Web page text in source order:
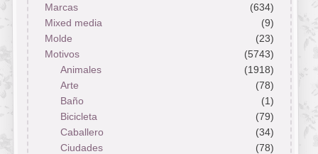
Marcas
(634)
Mixed media
(9)
Molde
(23)
Motivos
(5743)
Animales
(1918)
Arte
(78)
Baño
(1)
Bicicleta
(79)
Caballero
(34)
Ciudades
(78)